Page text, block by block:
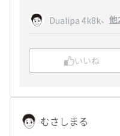
Dualipa 4k8k、 他
いいね
むさしまる